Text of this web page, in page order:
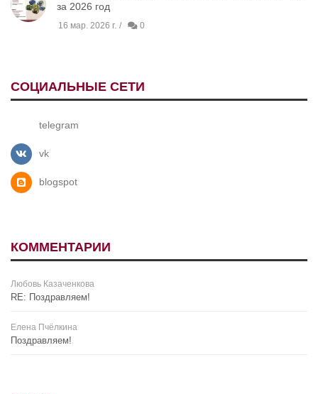
за 2026 год
16 мар. 2026 г. 0
СОЦИАЛЬНЫЕ СЕТИ
telegram
vk
blogspot
КОММЕНТАРИИ
Любовь Казаченкова
RE: Поздравляем!
Елена Пчёлкина
Поздравляем!